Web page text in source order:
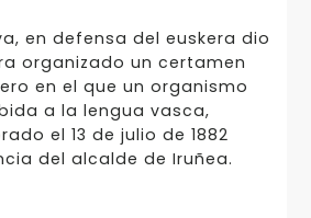
en defensa del euskera dio
organizado un certamen
en el que un organismo
a la lengua vasca,
el 13 de julio de 1882
del alcalde de Iruñea.